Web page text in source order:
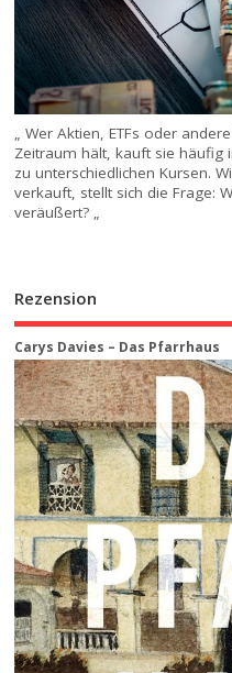
„ Wer Aktien, ETFs oder
Zeitraum hält, kauft sie häufig
zu unterschiedlichen Kursen.
verkauft, stellt sich die Frage:
veräußert? „
Rezension
Carys Davies – Das Pfarrhaus